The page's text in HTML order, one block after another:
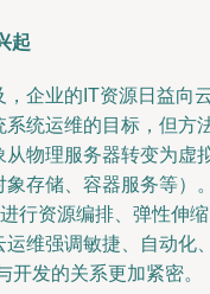
起
企业的IT资源日益向
统运维的目标，但方
物理服务器转变为虚
存储、容器服务等）
行资源编排、弹性伸
维强调敏捷、自动化
开发的关系更加紧密。